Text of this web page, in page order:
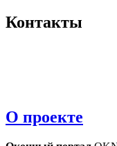
Контакты
О проекте